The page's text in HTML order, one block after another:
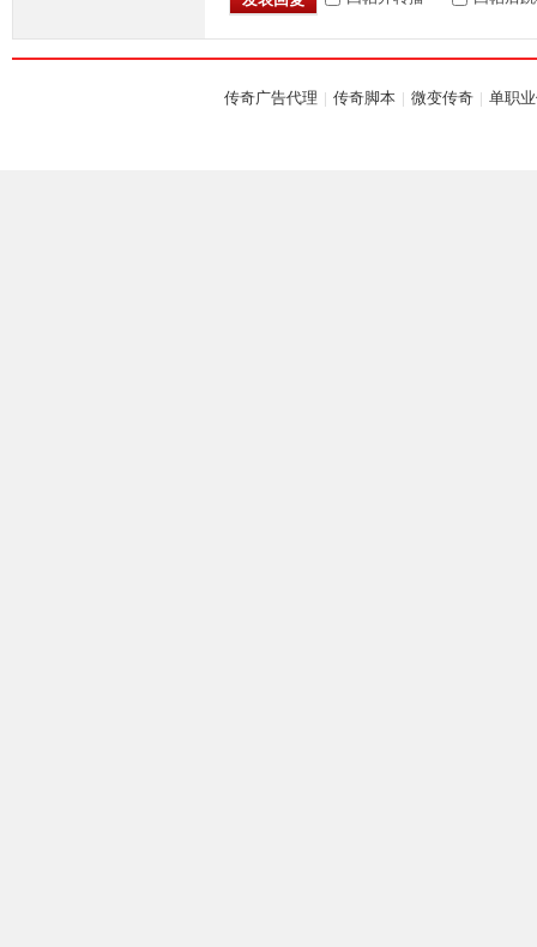
传奇广告代理 | 传奇脚本 | 微变传奇 | 单职